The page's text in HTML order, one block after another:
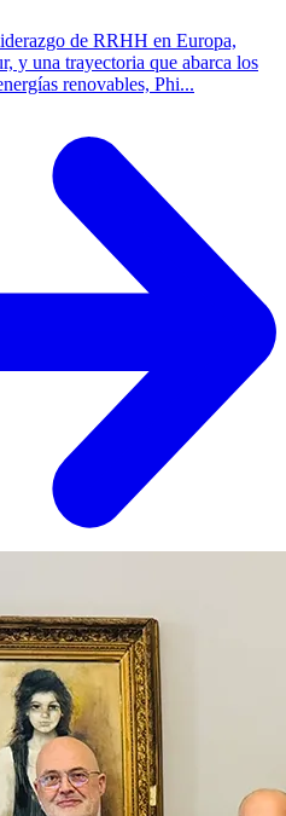
de RRHH en Europa,
y una trayectoria que abarca los
renovables, Phi...